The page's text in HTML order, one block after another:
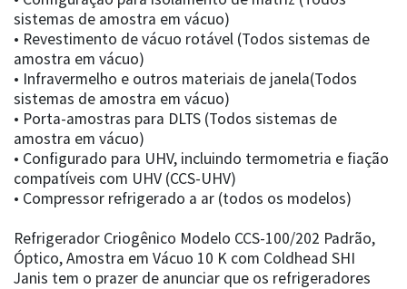
sistemas de amostra em vácuo)
• Revestimento de vácuo rotável (Todos sistemas de
amostra em vácuo)
• Infravermelho e outros materiais de janela(Todos
sistemas de amostra em vácuo)
• Porta-amostras para DLTS (Todos sistemas de
amostra em vácuo)
• Configurado para UHV, incluindo termometria e fiação
compatíveis com UHV (CCS-UHV)
• Compressor refrigerado a ar (todos os modelos)
Refrigerador Criogênico Modelo CCS-100/202 Padrão,
Óptico, Amostra em Vácuo 10 K com Coldhead SHI
Janis tem o prazer de anunciar que os refrigeradores